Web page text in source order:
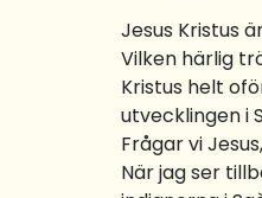
Jesus Kristus
Vilken härlig
Kristus helt
utvecklingen i
Frågar vi
När jag ser